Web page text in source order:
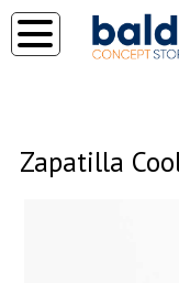
Zapatilla